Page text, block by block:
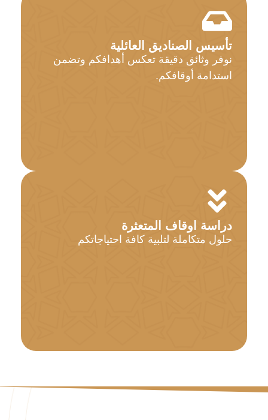
تأسيس الصناديق العائلية
نوفر وثائق دقيقة تعكس أهدافكم وتضمن
استدامة أوقافكم.
دراسة اوقاف المتعثرة
حلول متكاملة لتلبية كافة احتياجاتكم